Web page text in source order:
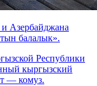
Азербайджана
балалык».
Республики
кыргызский
— комуз.